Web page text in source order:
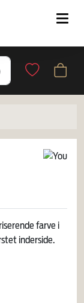
farve i
inderside.